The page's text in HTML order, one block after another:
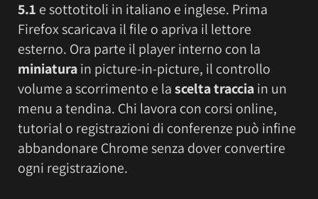
5.1 e sottotitoli in italiano e inglese. Prima
Firefox scaricava il file o apriva il lettore
esterno. Ora parte il player interno con la
miniaturain picture-in-picture, il controllo
volume a scorrimento e lascelta tracciain un
menu a tendina. Chi lavora con corsi online,
tutorial o registrazioni di conferenze può infine
abbandonare Chrome senza dover convertire
ogni registrazione.